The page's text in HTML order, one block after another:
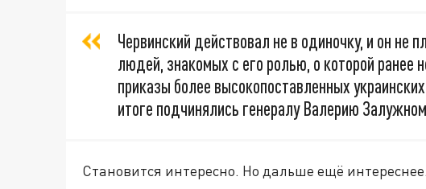
Червинский действовал не в одиночку, и он не
людей, знакомых с его ролью, о которой ранее
приказы более высокопоставленных
итоге подчинялись генералу Валерию
Становится интересно. Но дальше ещё